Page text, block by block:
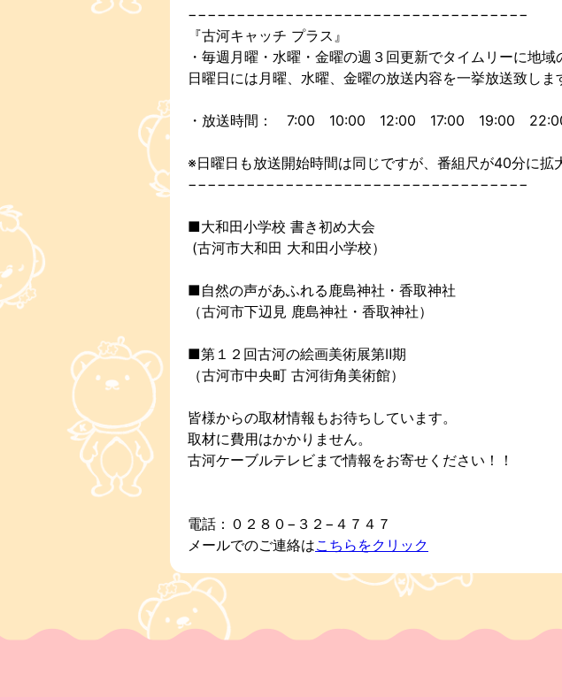
−−−−−−−−−−−−−−−−−−−−−−−−−−−−−−−−−−−
『古河キャッチ プラス』
・毎週月曜・水曜・金曜の週３回更新でタイムリーに地域
日曜日には月曜、水曜、金曜の放送内容を一挙放送致しま
・放送時間： 7:00 10:00 12:00 17:00 19:00
※日曜日も放送開始時間は同じですが、番組尺が40分に拡
−−−−−−−−−−−−−−−−−−−−−−−−−−−−−−−−−−−
■大和田小学校 書き初め大会
(古河市大和田 大和田小学校）
■自然の声があふれる鹿島神社・香取神社
（古河市下辺見 鹿島神社・香取神社）
■第１２回古河の絵画美術展第Ⅱ期
（古河市中央町 古河街角美術館）
皆様からの取材情報もお待ちしています。
取材に費用はかかりません。
古河ケーブルテレビまで情報をお寄せください！！
電話：０２８０−３２−４７４７
メールでのご連絡はこちらをクリック